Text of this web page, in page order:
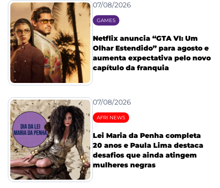
07/08/2026
GAMES
Netflix anuncia “GTA VI: Um
Olhar Estendido” para agosto e
aumenta expectativa pelo novo
capítulo da franquia
07/08/2026
AFRI NEWS
Lei Maria da Penha completa
20 anos e Paula Lima destaca
desafios que ainda atingem
mulheres negras